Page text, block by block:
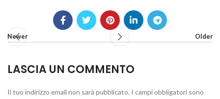
Newer Older
LASCIA UN COMMENTO
Il tuo indirizzo email non sarà pubblicato. I campi obbligatori sono